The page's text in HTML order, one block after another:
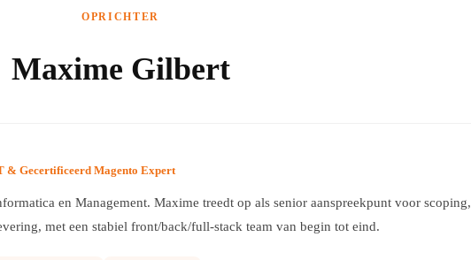
OPRICHTER
Maxime Gilbert
Gecertificeerd Magento Expert
en Management. Maxime treedt op als senior aanspreekpunt voor scoping,
met een stabiel front/back/full-stack team van begin tot eind.